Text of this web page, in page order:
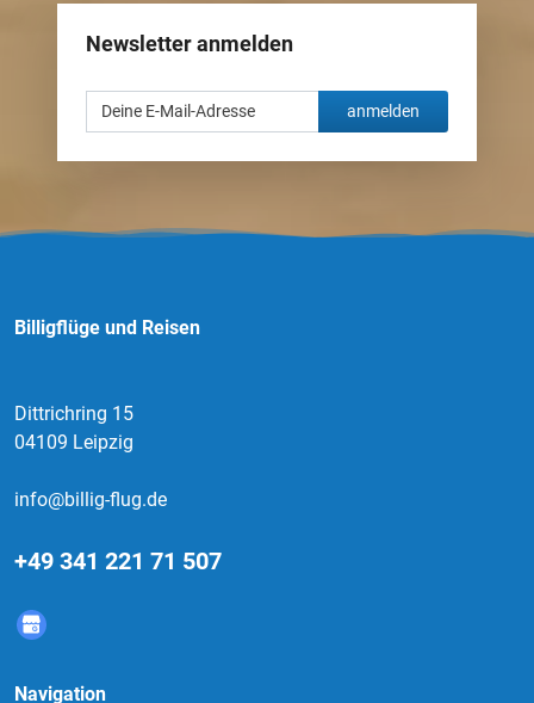
Newsletter anmelden
anmelden
Billigflüge und Reisen
Dittrichring 15
04109 Leipzig
info@billig-flug.de
+49 341 221 71 507
Navigation